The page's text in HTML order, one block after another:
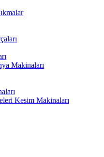
Makinaları
Kesim Makinaları